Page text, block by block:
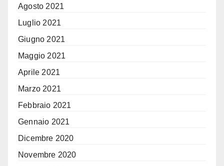
Agosto 2021
Luglio 2021
Giugno 2021
Maggio 2021
Aprile 2021
Marzo 2021
Febbraio 2021
Gennaio 2021
Dicembre 2020
Novembre 2020